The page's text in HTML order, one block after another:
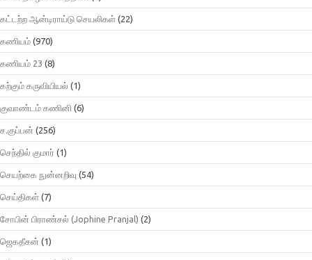
கட்டற்ற ஆன்டிராய்டு செயலிகள் (22)
கணியம் (970)
கணியம் 23 (8)
கற்கும் கருவியியல் (1)
குவாண்டம் கணினி (6)
ச.குப்பன் (256)
செந்தில் குமார் (1)
செயற்கை நுன்னறிவு (54)
செய்திகள் (7)
சோபின் பிராண்சல் (Jophine Pranjal) (2)
ஜெகதீசன் (1)